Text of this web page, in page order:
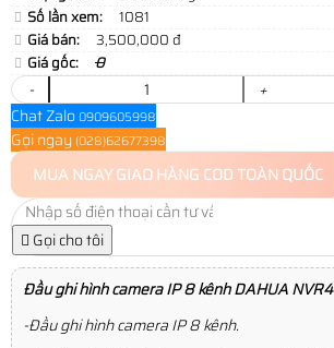
Số lần xem:
1081
Giá bán:
3,500,000 đ
Giá gốc:
0
-
+
Chat Zalo 0909605998
Gọi ngay (028)62677398
MUA NGAYGIAO HÀNG COD TOÀN QUỐC
Gọi cho tôi
Đầu ghi hình camera IP 8 kênh DAHUA
-Đầu ghi hình camera IP 8 kênh.